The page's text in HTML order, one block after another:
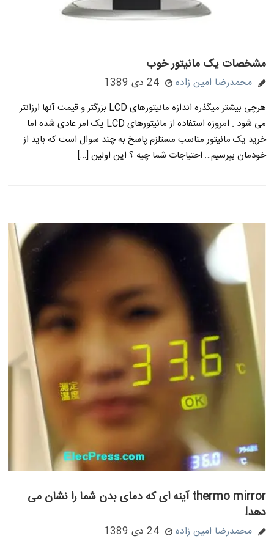
مشخصات یک مانیتور خوب
محمدرضا امین زاده 24 دی 1389
هرچی بیشتر میگذره اندازه مانیتورهای LCD بزرگتر و قیمت آنها ارزانتر
می شود . امروزه استفاده از مانیتورهای LCD یک امر عادی شده اما
خرید یک مانیتور مناسب مستلزم پاسخ به چند سوال است که باید از
خودمان بپرسیم… احتیاجات شما چیه ؟ این اولین […]
thermo mirror آینه ای که دمای بدن شما را نشان می
دهد!
محمدرضا امین زاده 24 دی 1389